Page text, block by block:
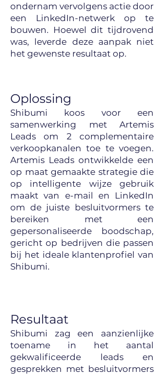
ondernam vervolgens actie door
een LinkedIn-netwerk op te
bouwen. Hoewel dit tijdrovend
was, leverde deze aanpak niet
het gewenste resultaat op.
Oplossing
Shibumi koos voor een
samenwerking met Artemis
Leads om 2 complementaire
verkoopkanalen toe te voegen.
Artemis Leads ontwikkelde een
op maat gemaakte strategie die
op intelligente wijze gebruik
maakt van e-mail en LinkedIn
om de juiste besluitvormers te
bereiken met een
gepersonaliseerde boodschap,
gericht op bedrijven die passen
bij het ideale klantenprofiel van
Shibumi.
Resultaat
Shibumi zag een aanzienlijke
toename in het aantal
gekwalificeerde leads en
gesprekken met besluitvormers